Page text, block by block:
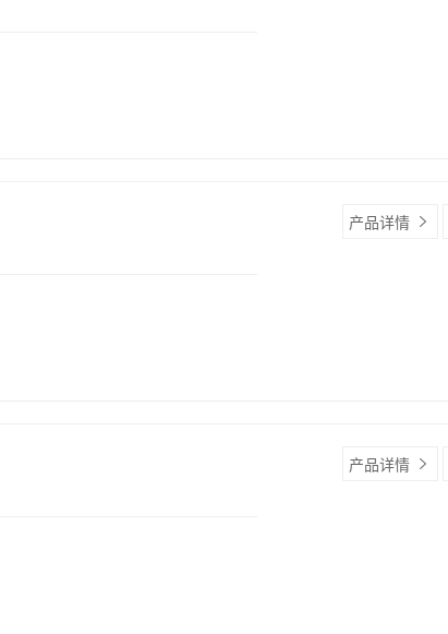
产品详情
产品详情